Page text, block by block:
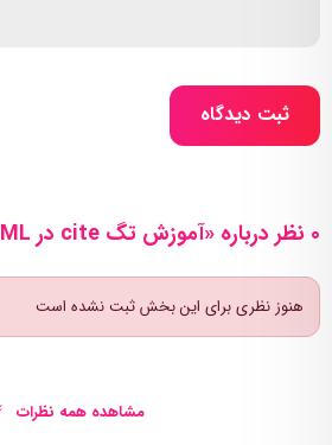
ثبت دیدگاه
0 نظر درباره «آموزش تگ cite در HTML»
هنوز نظری برای این بخش ثبت نشده است
مشاهده همه نظرات